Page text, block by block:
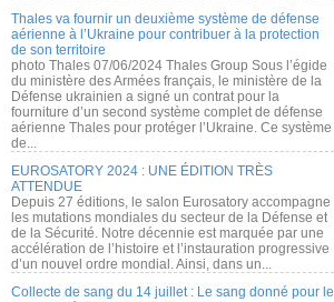
Thales va fournir un deuxième système de défense
aérienne à l’Ukraine pour contribuer à la protection
de son territoire
photo Thales 07/06/2024 Thales Group Sous l’égide
du ministère des Armées français, le ministère de la
Défense ukrainien a signé un contrat pour la
fourniture d’un second système complet de défense
aérienne Thales pour protéger l’Ukraine. Ce système
de...
EUROSATORY 2024 : UNE ÉDITION TRÈS
ATTENDUE
Depuis 27 éditions, le salon Eurosatory accompagne
les mutations mondiales du secteur de la Défense et
de la Sécurité. Notre décennie est marquée par une
accélération de l’histoire et l’instauration progressive
d’un nouvel ordre mondial. Ainsi, dans un...
Collecte de sang du 14 juillet : Le sang donné pour le